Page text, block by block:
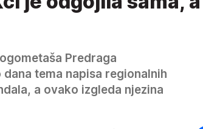
Predraga
tema napisa regionalnih
a ovako izgleda njezina